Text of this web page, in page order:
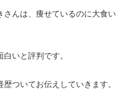
さんは、痩せているのに大食い
いと評判です。
歴ついてお伝えしていきます。